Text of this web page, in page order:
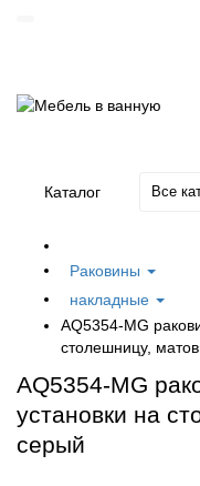
Каталог Все
Раковины
накладные
AQ5354-MG
столешницу,
AQ5354-MG
установки на
серый